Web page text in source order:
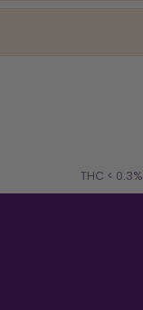
THC <